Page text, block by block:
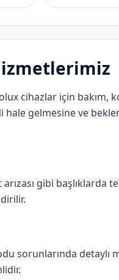
cihazlar için bakım,
hale gelmesine ve
gibi başlıklarda
sorunlarında detaylı